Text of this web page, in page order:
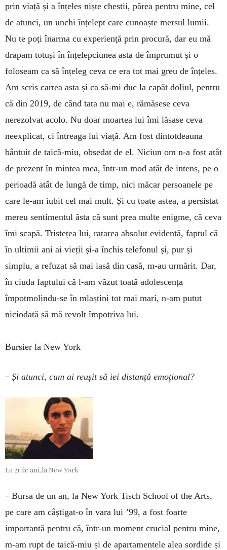
prin viață și a înțeles niște chestii, părea pentru mine, cel
de atunci, un unchi înțelept care cunoaște mersul lumii.
Nu te poți înarma cu experiență prin procură, dar eu mă
drapam totuși în înțelepciunea asta de împrumut și o
foloseam ca să înțeleg ceva ce era tot mai greu de înțeles.
Am scris cartea asta și ca să-mi duc la capăt doliul, pentru
că din 2019, de când tata nu mai e, rămăsese ceva
nerezolvat acolo. Nu doar moartea lui îmi lăsase ceva
neexplicat, ci întreaga lui viață. Am fost dintotdeauna
bântuit de taică-miu, obsedat de el. Niciun om n-a fost atât
de prezent în mintea mea, într-un mod atât de intens, pe o
perioadă atât de lungă de timp, nici măcar persoanele pe
care le-am iubit cel mai mult. Și cu toate astea, a persistat
mereu sentimentul ăsta că sunt prea multe enigme, că ceva
îmi scapă. Tristețea lui, ratarea absolut evidentă, faptul că
în ultimii ani ai vieții și-a închis telefonul și, pur și
simplu, a refuzat să mai iasă din casă, m-au urmărit. Dar,
în ciuda faptului că l-am văzut toată adolescența
împotmolindu-se în mlaștini tot mai mari, n-am putut
niciodată să mă revolt împotriva lui.
Bursier la New York
– Și atunci, cum ai reușit să iei distanță emoțional?
La 21 de ani, la New York
– Bursa de un an, la New York Tisch School of the Arts,
pe care am câștigat-o în vara lui ’99, a fost foarte
importantă pentru că, într-un moment crucial pentru mine,
m-am rupt de taică-miu și de apartamentele alea sordide și